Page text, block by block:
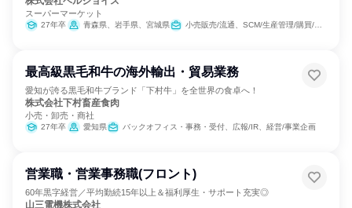
スーパーマーケット
27年卒 青森県、岩手県、宮城県 小売販売/流通、SCM/生産管理/購買/物流、経営/事業企画
最高級黒毛和牛の海外輸出・貿易業務
愛知が誇る黒毛和牛ブランド「下村牛」を全世界の食卓へ！
株式会社下村畜産食肉
小売・卸売・商社
27年卒 愛知県 バックオフィス・事務・受付、広報/IR、経営/事業企画
営業職・営業事務職(フロント)
60年黒字経営／平均勤続15年以上＆福利厚生・サポート充実◎
山三電機株式会社